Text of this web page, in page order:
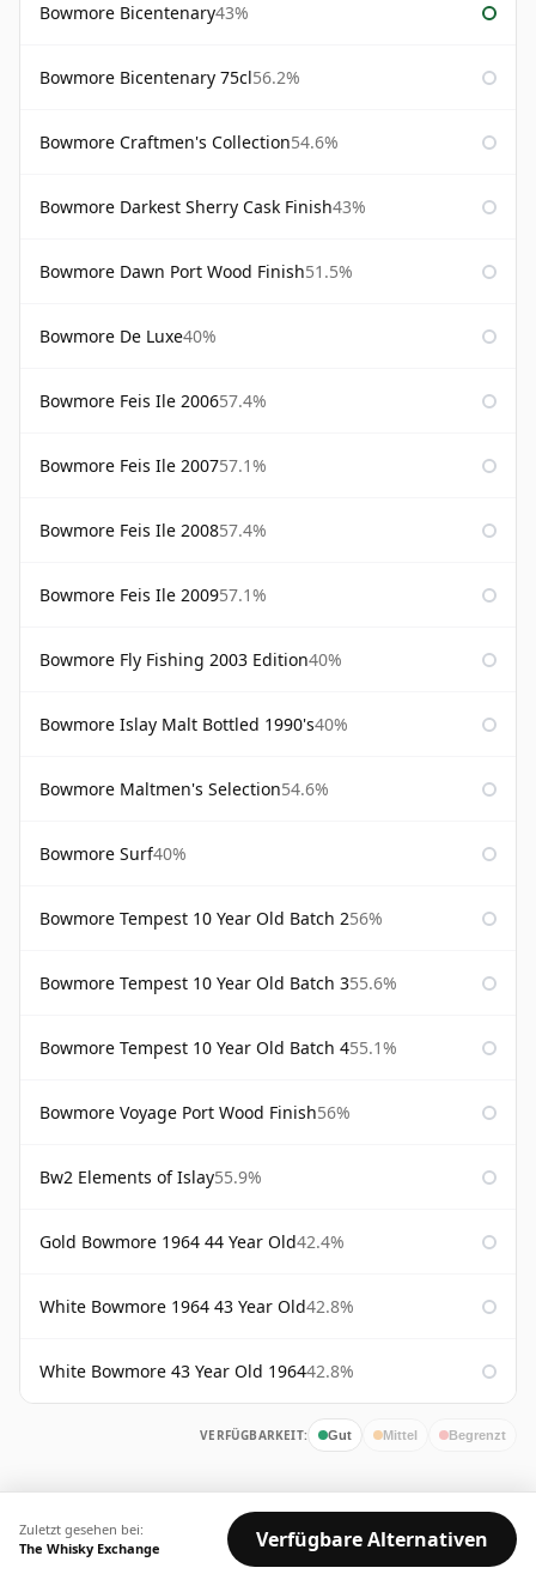
Bowmore Bicentenary43%
Bowmore Bicentenary 75cl56.2%
Bowmore Craftmen's Collection54.6%
Bowmore Darkest Sherry Cask Finish43%
Bowmore Dawn Port Wood Finish51.5%
Bowmore De Luxe40%
Bowmore Feis Ile 200657.4%
Bowmore Feis Ile 200757.1%
Bowmore Feis Ile 200857.4%
Bowmore Feis Ile 200957.1%
Bowmore Fly Fishing 2003 Edition40%
Bowmore Islay Malt Bottled 1990's40%
Bowmore Maltmen's Selection54.6%
Bowmore Surf40%
Bowmore Tempest 10 Year Old Batch 256%
Bowmore Tempest 10 Year Old Batch 355.6%
Bowmore Tempest 10 Year Old Batch 455.1%
Bowmore Voyage Port Wood Finish56%
Bw2 Elements of Islay55.9%
Gold Bowmore 1964 44 Year Old42.4%
White Bowmore 1964 43 Year Old42.8%
White Bowmore 43 Year Old 196442.8%
VERFÜGBARKEIT: Gut Mittel Begrenzt
Zuletzt gesehen bei:
The Whisky Exchange
Verfügbare Alternativen